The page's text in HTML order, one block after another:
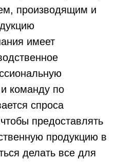
производящим и
имеет
команду по
спроса
предоставлять
продукцию в
делать все для